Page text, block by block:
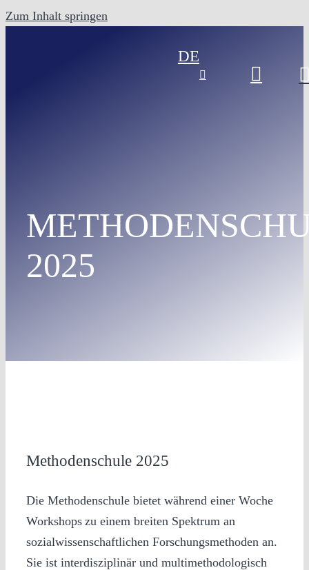
Zum Inhalt springen
DE
2025
Methodenschule 2025
Die Methodenschule bietet während einer Woche
Workshops zu einem breiten Spektrum an
sozialwissenschaftlichen Forschungsmethoden an.
Sie ist interdisziplinär und multimethodologisch